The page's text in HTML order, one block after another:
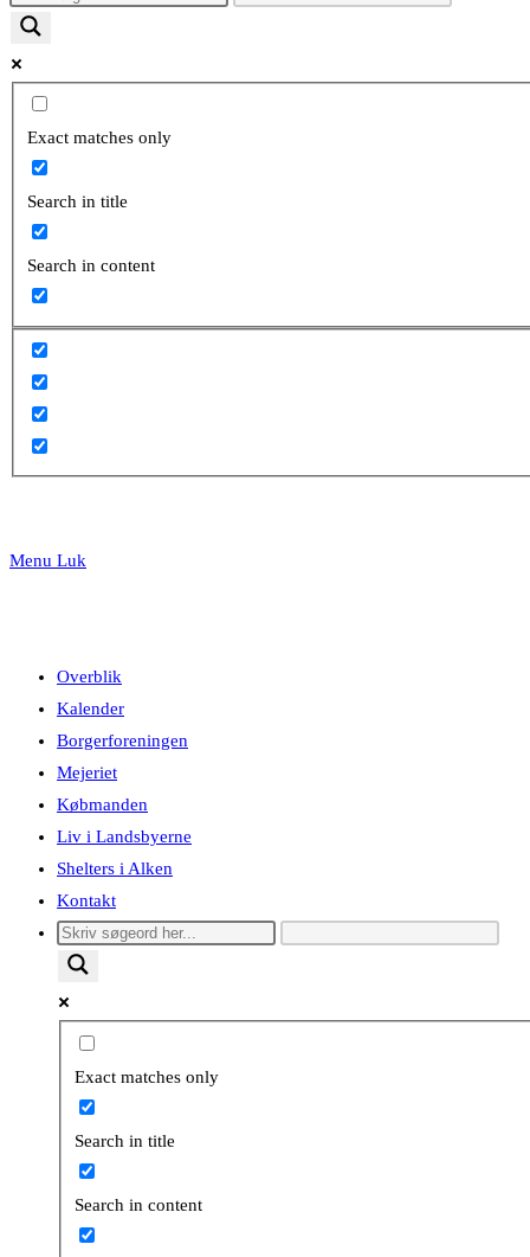
search
Exact matches only
Search in title
Search in content
Menu Luk
Overblik
Kalender
Borgerforeningen
Mejeriet
Købmanden
Liv i Landsbyerne
Shelters i Alken
Kontakt
Exact matches only
Search in title
Search in content